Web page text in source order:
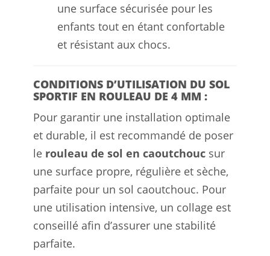
une surface sécurisée pour les
enfants tout en étant confortable
et résistant aux chocs.
CONDITIONS D’UTILISATION DU SOL
SPORTIF EN ROULEAU DE 4 MM :
Pour garantir une installation optimale
et durable, il est recommandé de poser
le rouleau de sol en caoutchouc sur
une surface propre, régulière et sèche,
parfaite pour un sol caoutchouc. Pour
une utilisation intensive, un collage est
conseillé afin d’assurer une stabilité
parfaite.